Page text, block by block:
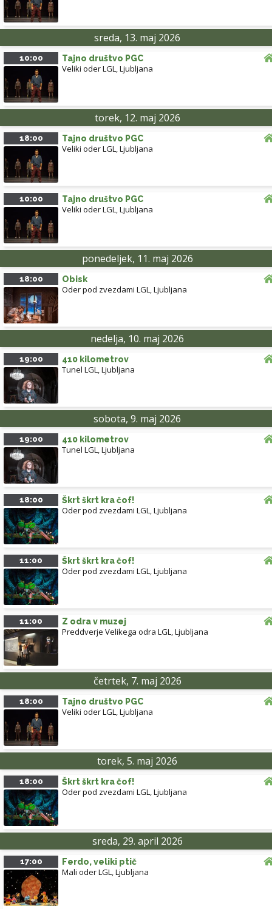
sreda, 13. maj 2026
10:00 Tajno društvo PGC
Veliki oder LGL,Ljubljana
torek, 12. maj 2026
18:00 Tajno društvo PGC
Veliki oder LGL,Ljubljana
10:00 Tajno društvo PGC
Veliki oder LGL,Ljubljana
ponedeljek, 11. maj 2026
18:00 Obisk
Oder pod zvezdami LGL,Ljubljana
nedelja, 10. maj 2026
19:00 410 kilometrov
Tunel LGL,Ljubljana
sobota, 9. maj 2026
19:00 410 kilometrov
Tunel LGL,Ljubljana
18:00 Škrt škrt kra čof!
Oder pod zvezdami LGL,Ljubljana
11:00 Škrt škrt kra čof!
Oder pod zvezdami LGL,Ljubljana
11:00 Z odra v muzej
Preddverje Velikega odra LGL,Ljubljana
četrtek, 7. maj 2026
18:00 Tajno društvo PGC
Veliki oder LGL,Ljubljana
torek, 5. maj 2026
18:00 Škrt škrt kra čof!
Oder pod zvezdami LGL,Ljubljana
sreda, 29. april 2026
17:00 Ferdo, veliki ptič
Mali oder LGL,Ljubljana